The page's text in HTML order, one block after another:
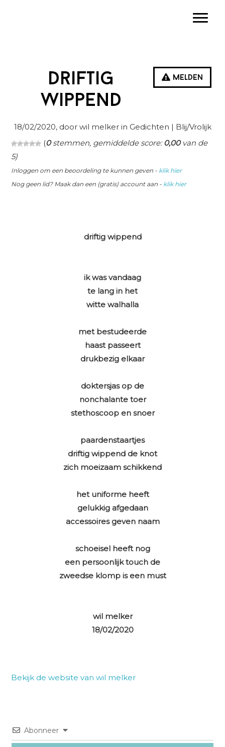
Melden
Driftig
wippend
18/02/2020, door wil melker in Gedichten | Blij/Vrolijk
(0stemmen, gemiddelde score:0,00van de
5)
Inloggen om een beoordeling te kunnen geven - klik hier
Nog geen lid? Maak dan een (gratis) account aan - klik hier
driftig wippend
ik was vandaag
te lang in het
witte walhalla
met bestudeerde
haast passeert
drukbezig elkaar
doktersjas op de
nonchalante toer
stethoscoop en snoer
paardenstaartjes
driftig wippend de knot
zich moeizaam schikkend
het uniforme heeft
gelukkig afgedaan
accessoires geven naam
schoeisel heeft nog
een persoonlijk touch de
zweedse klomp is een must
wil melker
18/02/2020
Bekijk de website van wil melker
Abonneer